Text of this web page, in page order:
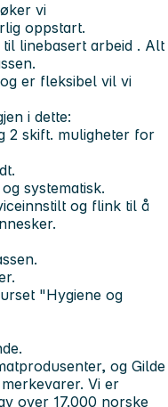
vi
oppstart.
linebasert arbeid . Alt
er fleksibel vil vi
i dette:
2 skift. muligheter for
systematisk.
og flink til å
"Hygiene og
og Gilde
Vi er
over 17.000 norske